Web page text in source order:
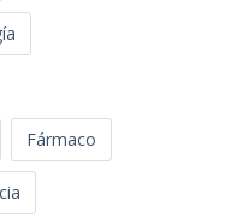
Fármaco